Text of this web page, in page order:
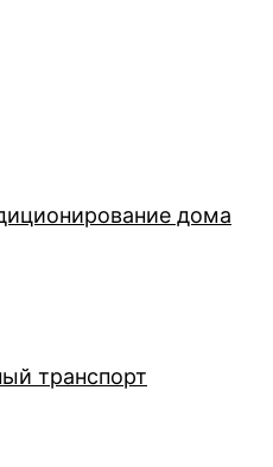
дома
транспорт